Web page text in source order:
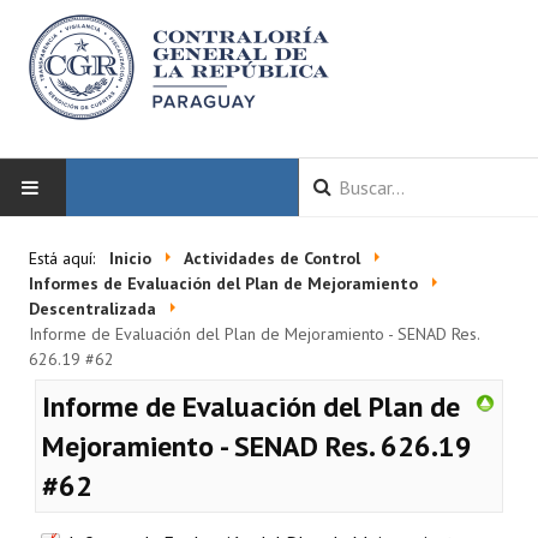
LA CGR
Autoridades
Misión y Visión
Marco Normativo
Está aquí: Inicio
Actividades de Control
Informes de Evaluación del Plan de Mejoramiento
Descentralizada
Informe de Evaluación del Plan de Mejoramiento - SENAD Res.
626.19 #62
Informe de Evaluación del Plan de
Mejoramiento - SENAD Res. 626.19
#62